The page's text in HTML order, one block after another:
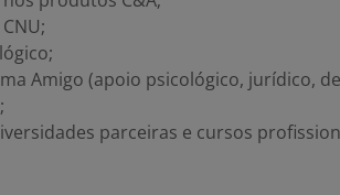
Amigo (apoio psicológico, jurídico,
parceiras e cursos